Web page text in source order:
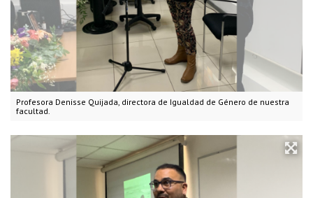
Profesora Denisse Quijada, directora de Igualdad de Género de nuestra
facultad.